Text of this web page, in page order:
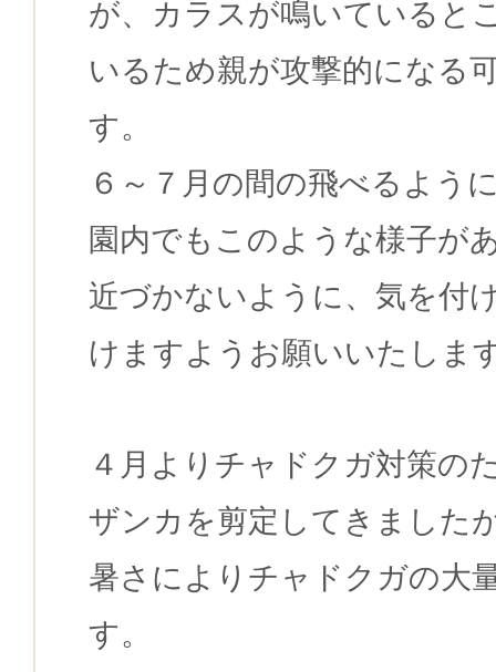
が、カラスが鳴いていると
いるため親が攻撃的になる
す。
６～７月の間の飛べるよう
園内でもこのような様子が
近づかないように、気を付
けますようお願いいたしま
４月よりチャドクガ対策の
ザンカを剪定してきました
暑さによりチャドクガの大
す。